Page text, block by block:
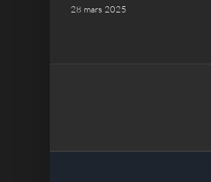
28 mars 2025